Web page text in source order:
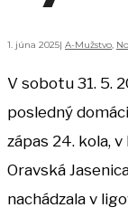
1. júna 2025| A-Mužstvo,
V sobotu 31. 5.
posledný
zápas 24. kola,
Oravská
nachádzala v